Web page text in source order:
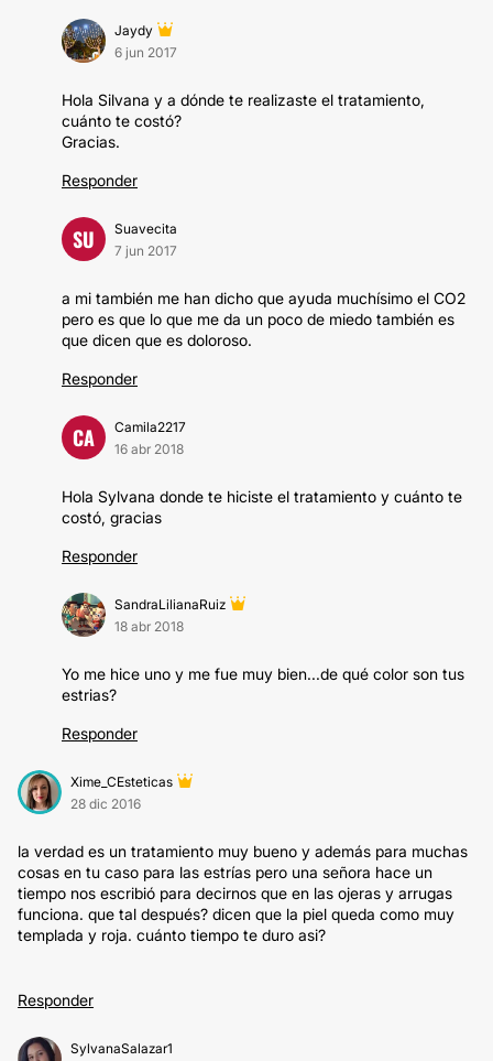
Jaydy
6 jun 2017
Hola Silvana y a dónde te realizaste el tratamiento,
cuánto te costó?
Gracias.
Responder
SU
Suavecita
7 jun 2017
a mi también me han dicho que ayuda muchísimo el CO2
pero es que lo que me da un poco de miedo también es
que dicen que es doloroso.
Responder
CA
Camila2217
16 abr 2018
Hola Sylvana donde te hiciste el tratamiento y cuánto te
costó, gracias
Responder
SandraLilianaRuiz
18 abr 2018
Yo me hice uno y me fue muy bien...de qué color son tus
estrias?
Responder
Xime_CEsteticas
28 dic 2016
la verdad es un tratamiento muy bueno y además para muchas
cosas en tu caso para las estrías pero una señora hace un
tiempo nos escribió para decirnos que en las ojeras y arrugas
funciona. que tal después? dicen que la piel queda como muy
templada y roja. cuánto tiempo te duro asi?
Responder
SylvanaSalazar1